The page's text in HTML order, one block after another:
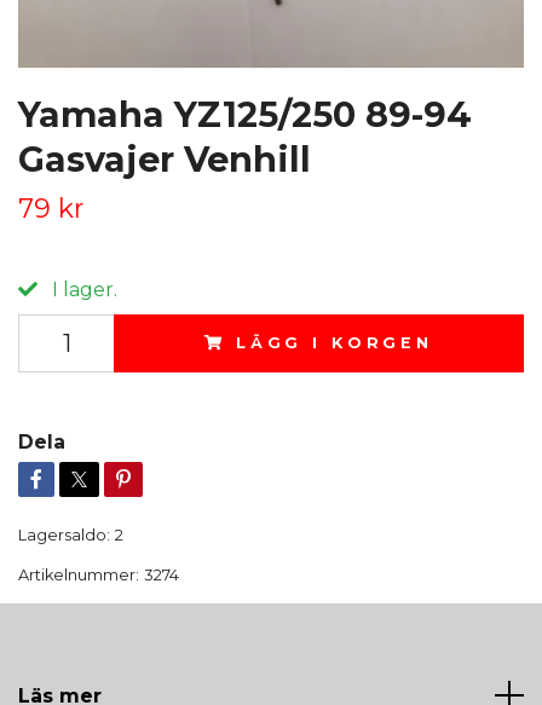
Yamaha YZ125/250 89-94
Gasvajer Venhill
79 kr
I lager.
LÄGG I KORGEN
Dela
Lagersaldo: 2
Artikelnummer: 3274
Läs mer